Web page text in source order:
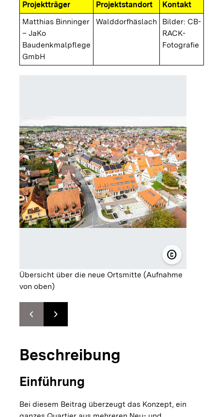
Projektträger Projektstandort
Kontakt
Matthias Binninger
– JaKo
Baudenkmalpflege
GmbH
Walddorfhäslach
Bilder: CB-
RACK-
Fotografie
copyright© CB-
Übersicht über die neue Ortsmitte (Aufnahme
von oben)
chevron_leftZur vorhergehenden Folie springen
chevron_rightZur nächsten Folie springen
Beschreibung
Einführung
Bei diesem Beitrag überzeugt das Konzept, ein